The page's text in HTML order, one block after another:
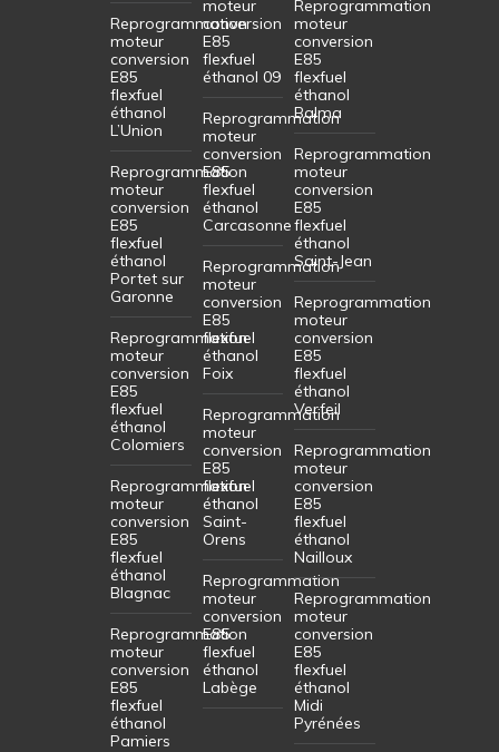
Reprogrammation
moteur
conversion
E85
flexfuel
éthanol
L’Union
Reprogrammation
moteur
conversion
E85
flexfuel
éthanol
Portet sur
Garonne
Reprogrammation
moteur
conversion
E85
flexfuel
éthanol
Colomiers
Reprogrammation
moteur
conversion
E85
flexfuel
éthanol
Blagnac
Reprogrammation
moteur
conversion
E85
flexfuel
éthanol
Pamiers
moteur
conversion
E85
flexfuel
éthanol 09
Reprogrammation
moteur
conversion
E85
flexfuel
éthanol
Carcasonne
Reprogrammation
moteur
conversion
E85
flexfuel
éthanol
Foix
Reprogrammation
moteur
conversion
E85
flexfuel
éthanol
Saint-
Orens
Reprogrammation
moteur
conversion
E85
flexfuel
éthanol
Labège
Reprogrammation
moteur
conversion
E85
flexfuel
éthanol
Balma
Reprogrammation
moteur
conversion
E85
flexfuel
éthanol
Saint-Jean
Reprogrammation
moteur
conversion
E85
flexfuel
éthanol
Verfeil
Reprogrammation
moteur
conversion
E85
flexfuel
éthanol
Nailloux
Reprogrammation
moteur
conversion
E85
flexfuel
éthanol
Midi
Pyrénées